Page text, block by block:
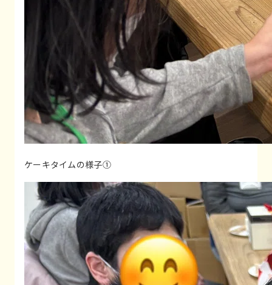
ケーキタイムの様子①